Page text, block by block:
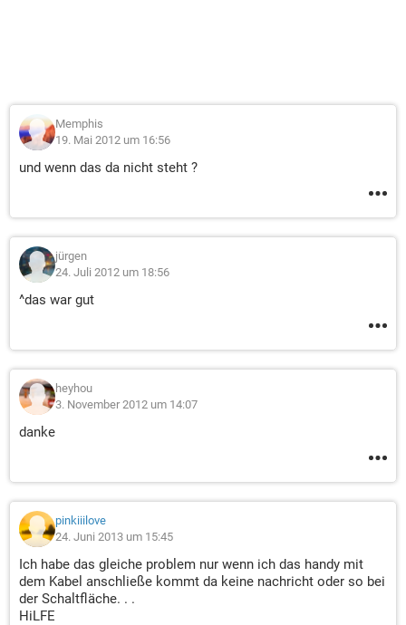
Memphis
19. Mai 2012 um 16:56
und wenn das da nicht steht ?
jürgen
24. Juli 2012 um 18:56
^das war gut
heyhou
3. November 2012 um 14:07
danke
pinkiiilove
24. Juni 2013 um 15:45
Ich habe das gleiche problem nur wenn ich das handy mit
dem Kabel anschließe kommt da keine nachricht oder so bei
der Schaltfläche. . .
HiLFE